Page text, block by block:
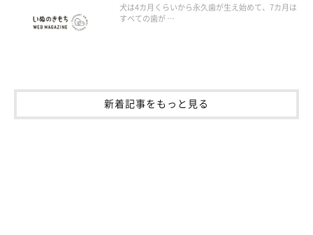
犬は4カ月くらいから永久歯が生え始めて、7カ月は
すべての歯が …
新着記事をもっと見る